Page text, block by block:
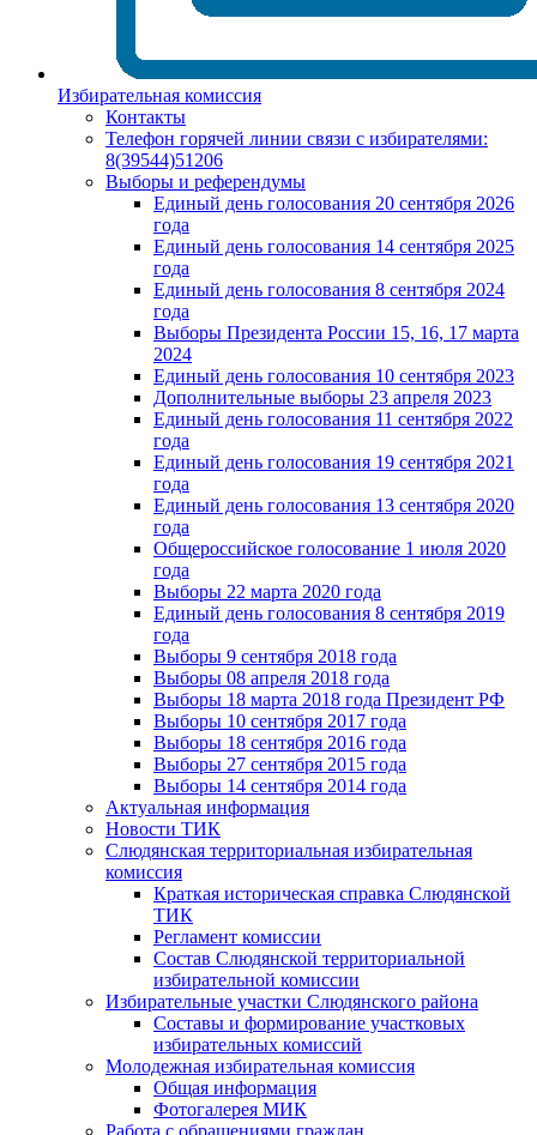
Избирательная комиссия
Контакты
Телефон горячей линии связи с избирателями:
8(39544)51206
Выборы и референдумы
Единый день голосования 20 сентября 2026
года
Единый день голосования 14 сентября 2025
года
Единый день голосования 8 сентября 2024
года
Выборы Президента России 15, 16, 17 марта
2024
Единый день голосования 10 сентября 2023
Дополнительные выборы 23 апреля 2023
Единый день голосования 11 сентября 2022
года
Единый день голосования 19 сентября 2021
года
Единый день голосования 13 сентября 2020
года
Общероссийское голосование 1 июля 2020
года
Выборы 22 марта 2020 года
Единый день голосования 8 сентября 2019
года
Выборы 9 сентября 2018 года
Выборы 08 апреля 2018 года
Выборы 18 марта 2018 года Президент РФ
Выборы 10 сентября 2017 года
Выборы 18 сентября 2016 года
Выборы 27 сентября 2015 года
Выборы 14 сентября 2014 года
Актуальная информация
Новости ТИК
Слюдянская территориальная избирательная
комиссия
Краткая историческая справка Слюдянской
ТИК
Регламент комиссии
Состав Слюдянской территориальной
избирательной комиссии
Избирательные участки Слюдянского района
Составы и формирование участковых
избирательных комиссий
Молодежная избирательная комиссия
Общая информация
Фотогалерея МИК
Работа с обращениями граждан